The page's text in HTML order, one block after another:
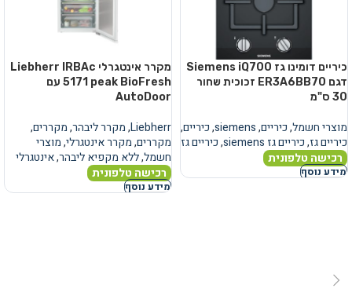
כיריים דומינו גז Siemens iQ700
דגם ER3A6BB70 זכוכית שחור
30 ס"מ
מוצרי חשמל,כיריים,
siemens
,כיריים,
כיריים גז,כיריים גז siemens ,כיריים גז
רכישה טלפונית
מידע נוסף
מקרר אינטגרלי Liebherr IRBAc
5171 peak BioFresh עם
AutoDoor
Liebherr
,מקרר ליבהר,מקררים,
מקררים,מקרר אינטגרלי,מוצרי
חשמל,ללא מקפיא ליבהר,אינטגרלי
רכישה טלפונית
מידע נוסף